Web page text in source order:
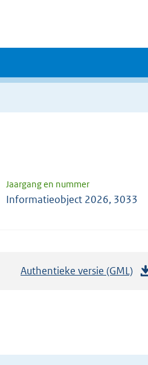
Jaargang en nummer
Informatieobject 2026, 3033
Authentieke versie (GML)
n